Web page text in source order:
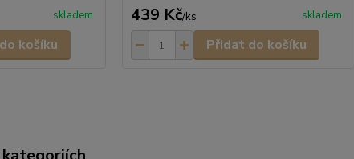
skladem
košíku
439 Kč/ks skladem
Přidat do košíku